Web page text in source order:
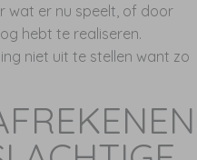
wat er nu speelt, of door
hebt te realiseren.
niet uit te stellen want zo